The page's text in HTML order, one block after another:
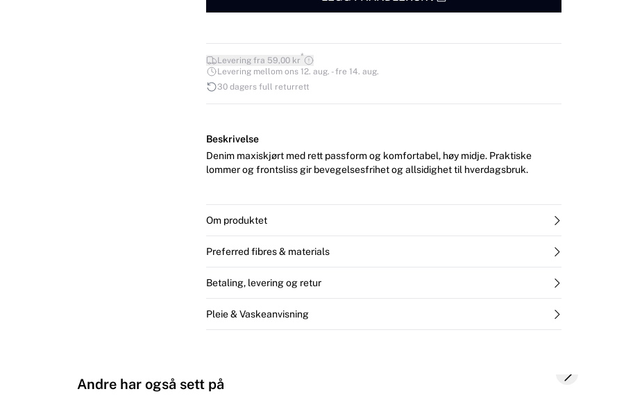
Levering fra 59,00 kr*
Levering mellom ons 12. aug. - fre 14. aug.
30 dagers full returrett
Beskrivelse
Denim maxiskjørt med rett passform og komfortabel, høy midje. Praktiske
lommer og frontsliss gir bevegelsesfrihet og allsidighet til hverdagsbruk.
Om produktet
Preferred fibres & materials
Betaling, levering og retur
Pleie & Vaskeanvisning
Andre har også sett på
SALE
Next slide